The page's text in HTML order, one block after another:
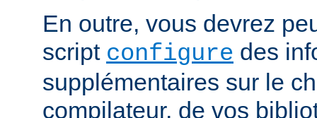
En outre, vous devrez
script configure des
supplémentaires sur le
compilateur, de vos